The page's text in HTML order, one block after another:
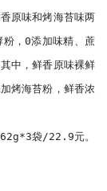
原味和烤海苔味两
粉，0添加味精、蔗
中，鲜香原味裸鲜
烤海苔粉，鲜香浓
62g*3袋/22.9元。